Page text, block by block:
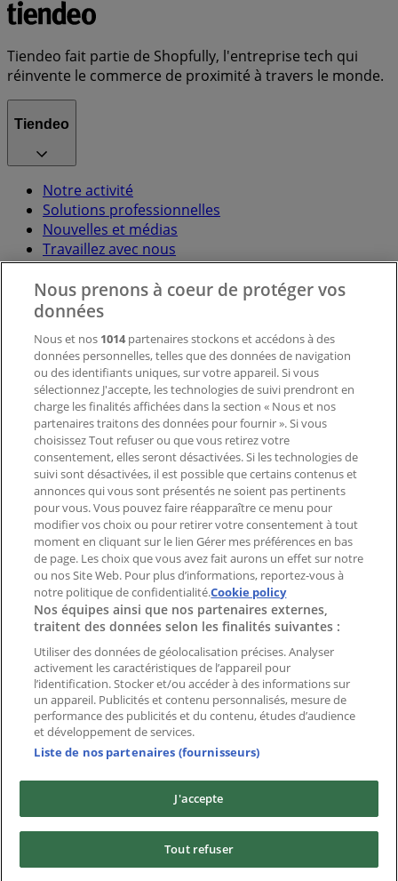
Tiendeo fait partie de Shopfully, l'entreprise tech qui
réinvente le commerce de proximité à travers le monde.
Tiendeo
Notre activité
Solutions professionnelles
Nouvelles et médias
Travaillez avec nous
Contactez-nous
Demande marketing et professionnelle
Magasin mal situé sur la carte
Signaler un prospectus
Vous rencontrez un problème technique sur l’appli
ou le site?
Index
Marques
Marques locales
Enseignes
Commerces à proximité
Produits
Produits locaux
Villes
Télécharger l'appli Tiendeo
Copyright © Tiendeo ® 2026 · Shopfully Marketing S.L.U. –
Nous prenons à coeur de protéger vos
données
Nous et nos 1014partenaires stockons et accédons à des
données personnelles, telles que des données de navigation
ou des identifiants uniques, sur votre appareil. Si vous
sélectionnez J'accepte, les technologies de suivi prendront en
charge les finalités affichées dans la section « Nous et nos
partenaires traitons des données pour fournir ». Si vous
choisissez Tout refuser ou que vous retirez votre
consentement, elles seront désactivées. Si les technologies de
suivi sont désactivées, il est possible que certains contenus et
annonces qui vous sont présentés ne soient pas pertinents
pour vous. Vous pouvez faire réapparaître ce menu pour
modifier vos choix ou pour retirer votre consentement à tout
moment en cliquant sur le lien Gérer mes préférences en bas
de page. Les choix que vous avez fait aurons un effet sur notre
ou nos Site Web. Pour plus d’informations, reportez-vous à
notre politique de confidentialité.Cookie policy
Nos équipes ainsi que nos partenaires externes,
traitent des données selon les finalités suivantes :
Utiliser des données de géolocalisation précises. Analyser
activement les caractéristiques de l’appareil pour
l’identification. Stocker et/ou accéder à des informations sur
un appareil. Publicités et contenu personnalisés, mesure de
performance des publicités et du contenu, études d’audience
et développement de services.
Liste de nos partenaires (fournisseurs)
J'accepte
Tout refuser